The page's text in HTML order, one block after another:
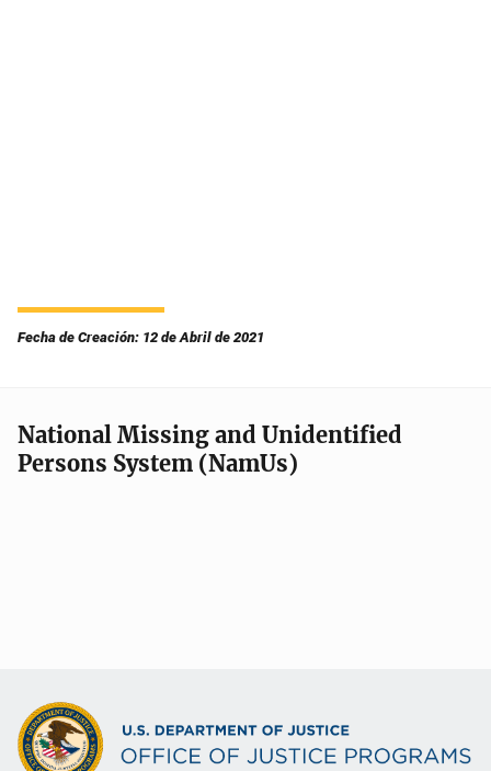
Fecha de Creación: 12 de Abril de 2021
National Missing and Unidentified
Persons System (NamUs)